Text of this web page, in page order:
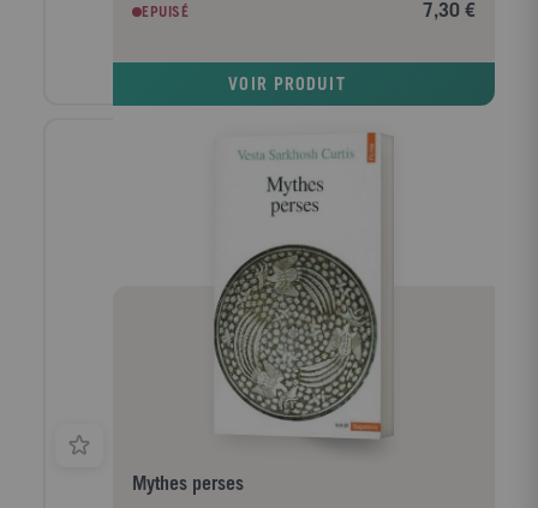
monde victorien à réviser ses croyances en la Bible
Gilgamesh, la saga d'un homme parti à la recherche
de la vie éternelle, comprend des scènes d'un déluge
antérieur à l'histoire de Noé et de son arche...Une
autre version de l'origine de l'humanité est décrite
que la légende d'Etana préfigure le mythe de la
Mésopotamie fondent à leur manière notre tradition
littéraire occidentale. Ce sont aussi, tout simplement,
des histoires fascinantes.
EPUISÉ 7,30 €
VOIR PRODUIT
Mythes perses